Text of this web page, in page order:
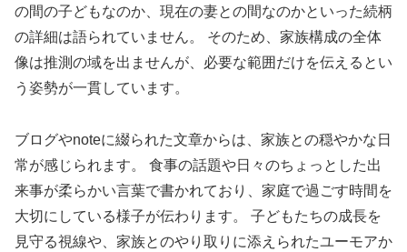
の間の子どもなのか、現在の妻との間なのかといった続柄
の詳細は語られていません。 そのため、家族構成の全体
像は推測の域を出ませんが、必要な範囲だけを伝えるとい
う姿勢が一貫しています。
ブログやnoteに綴られた文章からは、家族との穏やかな日
常が感じられます。 食事の話題や日々のちょっとした出
来事が柔らかい言葉で書かれており、家庭で過ごす時間を
大切にしている様子が伝わります。 子どもたちの成長を
見守る視線や、家族とのやり取りに添えられたユーモアか